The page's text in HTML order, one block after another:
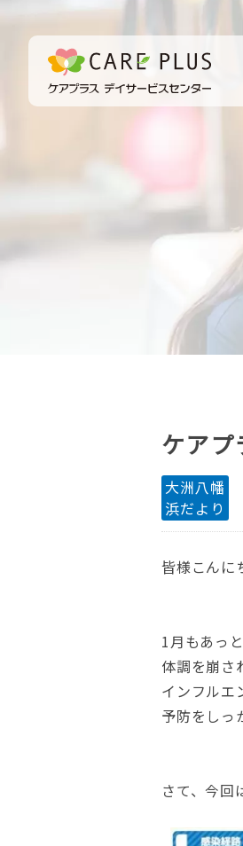
ケア
大洲八幡
浜だより
皆様こんに
1月もあっ
体調を崩さ
インフルエ
予防をしっ
さて、今回